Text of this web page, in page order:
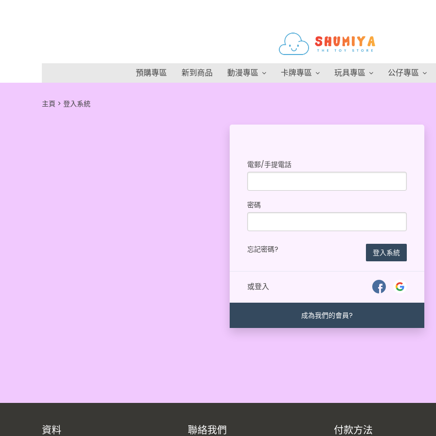
預購專區 新到商品 動漫專區 卡牌專區 玩具專區 公仔專區
主頁 登入系統
電郵/手提電話
密碼
忘記密碼? 登入系統
或登入
成為我們的會員?
資料 聯絡我們 付款方法